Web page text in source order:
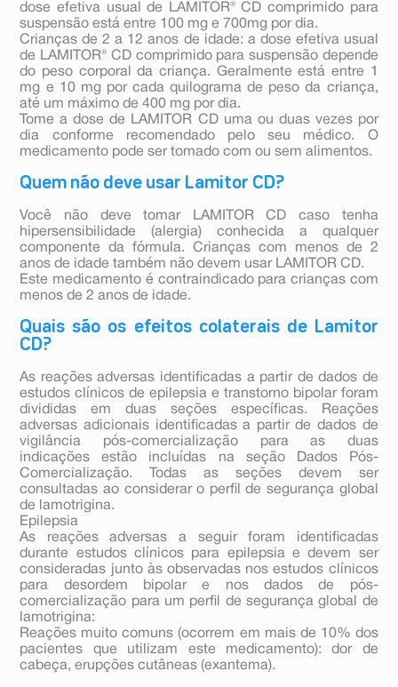
dose efetiva usual de LAMITOR® CD comprimido para
suspensão está entre 100 mg e 700mg por dia.
Crianças de 2 a 12 anos de idade: a dose efetiva usual
de LAMITOR® CD comprimido para suspensão depende
do peso corporal da criança. Geralmente está entre 1
mg e 10 mg por cada quilograma de peso da criança,
até um máximo de 400 mg por dia.
Tome a dose de LAMITOR CD uma ou duas vezes por
dia conforme recomendado pelo seu médico. O
medicamento pode ser tomado com ou sem alimentos.
Quem não deve usar Lamitor CD?
Você não deve tomar LAMITOR CD caso tenha
hipersensibilidade (alergia) conhecida a qualquer
componente da fórmula. Crianças com menos de 2
anos de idade também não devem usar LAMITOR CD.
Este medicamento é contraindicado para crianças com
menos de 2 anos de idade.
Quais são os efeitos colaterais de Lamitor
CD?
As reações adversas identificadas a partir de dados de
estudos clínicos de epilepsia e transtorno bipolar foram
divididas em duas seções específicas. Reações
adversas adicionais identificadas a partir de dados de
vigilância pós-comercialização para as duas
indicações estão incluídas na seção Dados Pós-
Comercialização. Todas as seções devem ser
consultadas ao considerar o perfil de segurança global
de lamotrigina.
Epilepsia
As reações adversas a seguir foram identificadas
durante estudos clínicos para epilepsia e devem ser
consideradas junto às observadas nos estudos clínicos
para desordem bipolar e nos dados de pós-
comercialização para um perfil de segurança global de
lamotrigina:
Reações muito comuns (ocorrem em mais de 10% dos
pacientes que utilizam este medicamento): dor de
cabeça, erupções cutâneas (exantema).